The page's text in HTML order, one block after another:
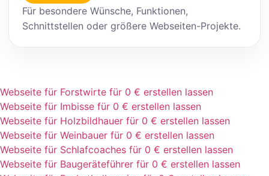
Für besondere Wünsche, Funktionen,
Schnittstellen oder größere Webseiten-Projekte.
Webseite für Forstwirte für 0 € erstellen lassen
Webseite für Imbisse für 0 € erstellen lassen
Webseite für Holzbildhauer für 0 € erstellen lassen
Webseite für Weinbauer für 0 € erstellen lassen
Webseite für Schlafcoaches für 0 € erstellen lassen
Webseite für Baugeräteführer für 0 € erstellen lassen